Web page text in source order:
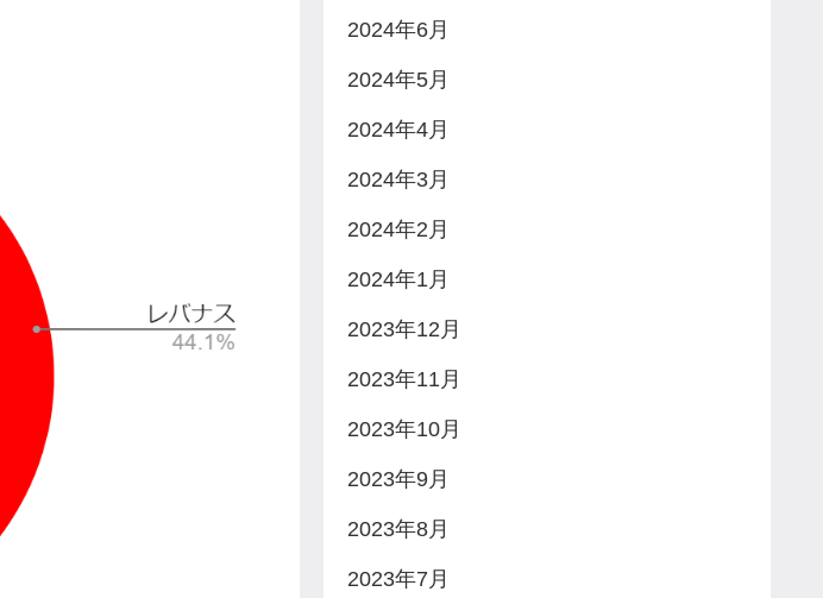
2024年6月
2024年5月
2024年4月
2024年3月
2024年2月
2024年1月
2023年12月
2023年11月
2023年10月
2023年9月
2023年8月
2023年7月